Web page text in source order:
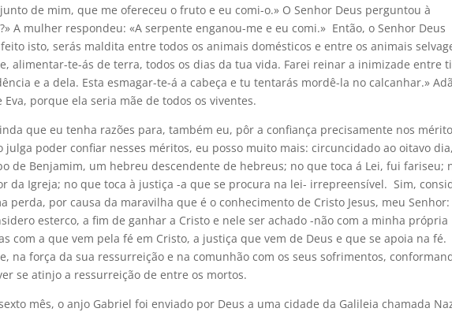
de mim, que me ofereceu o fruto e eu comi-o.» O Senhor Deus perguntou à
A mulher respondeu: «A serpente enganou-me e eu comi.» Então, o Senhor Deus
isto, serás maldita entre todos os animais domésticos e entre os animais
alimentar-te-ás de terra, todos os dias da tua vida. Farei reinar a inimizade entre
e a dela. Esta esmagar-te-á a cabeça e tu tentarás mordê-la no calcanhar.»
porque ela seria mãe de todos os viventes.
que eu tenha razões para, também eu, pôr a confiança precisamente nos
poder confiar nesses méritos, eu posso muito mais: circuncidado ao oitavo dia,
de Benjamim, um hebreu descendente de hebreus; no que toca á Lei, fui fariseu;
da Igreja; no que toca à justiça -a que se procura na lei- irrepreensível. Sim,
perda, por causa da maravilha que é o conhecimento de Cristo Jesus, meu
esterco, a fim de ganhar a Cristo e nele ser achado -não com a minha própria
com a que vem pela fé em Cristo, a justiça que vem de Deus e que se apoia na fé.
na força da sua ressurreição e na comunhão com os seus sofrimentos,
se atinjo a ressurreição de entre os mortos.
mês, o anjo Gabriel foi enviado por Deus a uma cidade da Galileia chamada